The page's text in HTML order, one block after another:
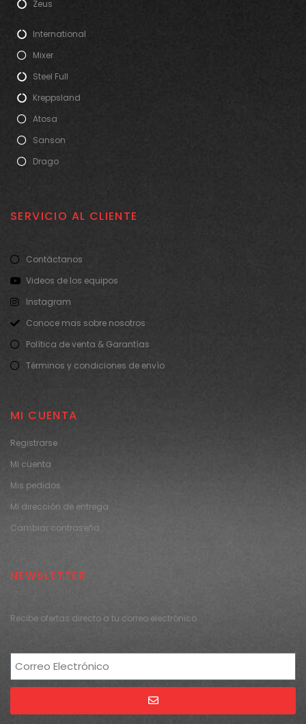
Zeus
International
Mixer
Steel Full
Kreppsland
Atosa
Sanson
Drago
SERVICIO AL CLIENTE
Contáctanos
Videos de los equipos
Instagram
Conoce mas sobre nosotros
Política de venta & Garantías
Términos y condiciones de envío
MI CUENTA
Registrarse
Mi cuenta
Mis pedidos
Mi dirección de entrega
Cambiar contraseña
NEWSLETTER
Recibe ofertas directo a tu correo electrónico